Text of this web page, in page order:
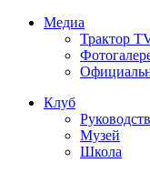
Медиа
Трактор
Клуб
Музей
Школа